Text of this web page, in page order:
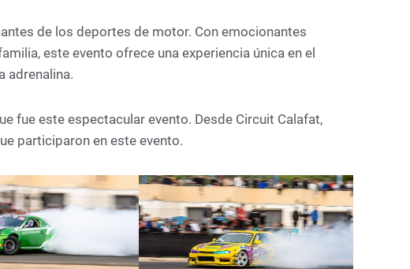
de los deportes de motor. Con emocionantes
este evento ofrece una experiencia única en el
adrenalina.
fue este espectacular evento. Desde Circuit Calafat,
participaron en este evento.